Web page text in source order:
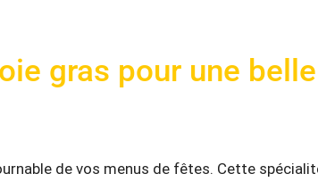
gras pour une belle
de vos menus de fêtes. Cette